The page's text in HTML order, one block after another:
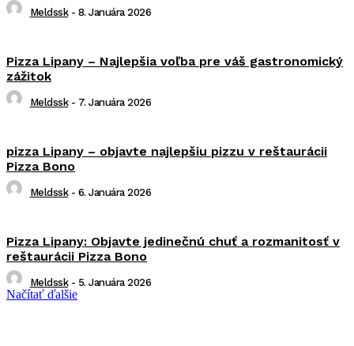
Meldssk - 8. Januára 2026
Pizza Lipany – Najlepšia voľba pre váš gastronomický
zážitok
Meldssk - 7. Januára 2026
pizza Lipany – objavte najlepšiu pizzu v reštaurácii
Pizza Bono
Meldssk - 6. Januára 2026
Pizza Lipany: Objavte jedinečnú chuť a rozmanitosť v
reštaurácii Pizza Bono
Meldssk - 5. Januára 2026
Načítať ďalšie